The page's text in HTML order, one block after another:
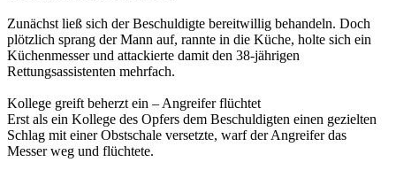
Zunächst ließ sich der Beschuldigte bereitwillig behandeln. Doch
plötzlich sprang der Mann auf, rannte in die Küche, holte sich ein
Küchenmesser und attackierte damit den 38-jährigen
Rettungsassistenten mehrfach.
Kollege greift beherzt ein – Angreifer flüchtet
Erst als ein Kollege des Opfers dem Beschuldigten einen gezielten
Schlag mit einer Obstschale versetzte, warf der Angreifer das
Messer weg und flüchtete.